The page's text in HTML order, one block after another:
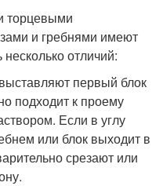
торцевыми
и гребнями имеют
отличий:
первый блок
подходит к проему
Если в углу
или блок выходит в
срезают или